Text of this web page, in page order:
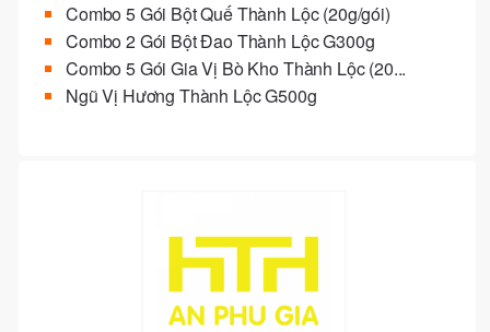
Combo 5 Gói Bột Quế Thành Lộc (20g/gói)
Combo 2 Gói Bột Đao Thành Lộc G300g
Combo 5 Gói Gia Vị Bò Kho Thành Lộc (20...
Ngũ Vị Hương Thành Lộc G500g